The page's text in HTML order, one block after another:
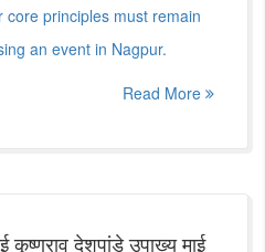
principles must remain
an event in Nagpur.
Read More
कृष्णराव देशपांडे उपाख्य माई